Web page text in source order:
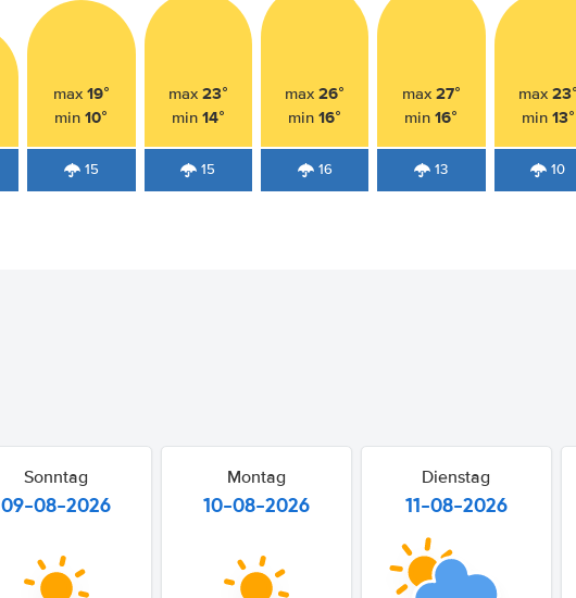
max 19°
min10°
15
max 23°
min 14°
15
max26°
min16°
16
max 27°
min16°
13
max 23°
min 13°
10
Sonntag
09-08-2026
Montag
10-08-2026
Dienstag
11-08-2026